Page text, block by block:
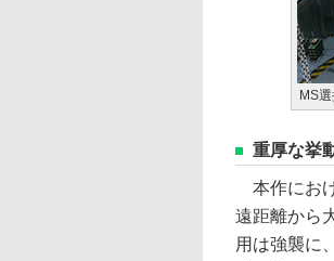
MS
重厚な挙
本作にお
遠距離から
用は強襲に